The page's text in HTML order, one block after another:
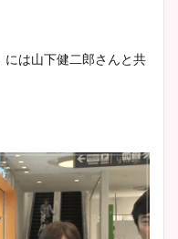
は山下健二郎さんと共